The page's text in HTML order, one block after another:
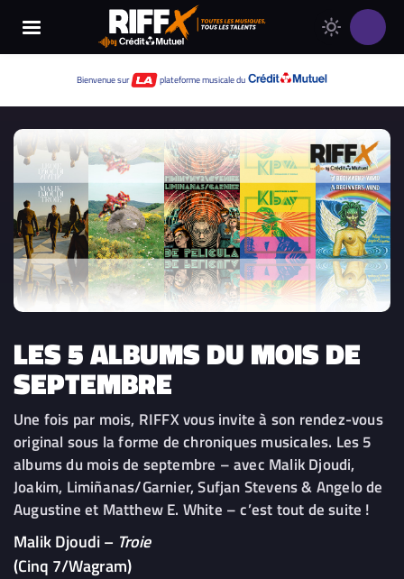
Bienvenue sur plateforme musicale du
Changer
de
RIFFX
Thème
clair
LES 5 ALBUMS DU MOIS DE
SEPTEMBRE
Une fois par mois, RIFFX vous invite à son rendez-vous
original sous la forme de chroniques musicales. Les 5
albums du mois de septembre – avec Malik Djoudi,
Joakim, Limiñanas/Garnier, Sufjan Stevens & Angelo de
Augustine et Matthew E. White – c’est tout de suite !
Malik Djoudi – Troie
(Cinq 7/Wagram)